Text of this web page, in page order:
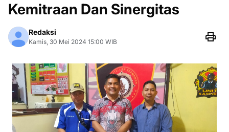
Kemitraan Dan Sinergitas
Redaksi
Kamis, 30 Mei 2024 15:00 WIB